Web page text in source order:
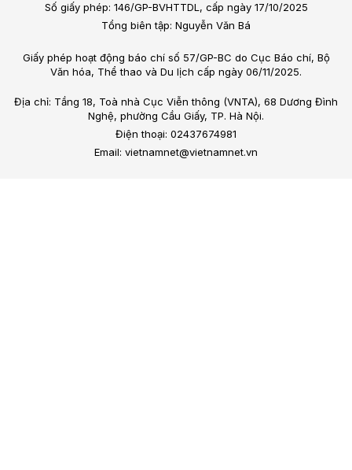
Số giấy phép: 146/GP-BVHTTDL, cấp ngày 17/10/2025
Tổng biên tập: Nguyễn Văn Bá
Giấy phép hoạt động báo chí số 57/GP-BC do Cục Báo chí, Bộ
Văn hóa, Thể thao và Du lịch cấp ngày 06/11/2025.
Địa chỉ: Tầng 18, Toà nhà Cục Viễn thông (VNTA), 68 Dương Đình
Nghệ, phường Cầu Giấy, TP. Hà Nội.
Điện thoại: 02437674981
Email: vietnamnet@vietnamnet.vn